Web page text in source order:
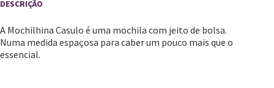
A Mochilhina Casulo é uma mochila com jeito de bolsa.
Numa medida espaçosa para caber um pouco mais que o
essencial.